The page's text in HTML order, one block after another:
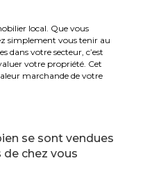
local. Que vous
simplement vous tenir au
dans votre secteur, c’est
votre propriété. Cet
marchande de votre
se sont vendues
chez vous